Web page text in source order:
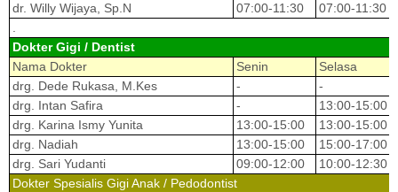
dr. Willy Wijaya, Sp.N
07:00-11:30
07:00-11:30
.
Dokter Gigi / Dentist
Nama Dokter
Senin
Selasa
drg. Dede Rukasa, M.Kes
-
-
drg. Intan Safira
-
13:00-15:00
drg. Karina Ismy Yunita
13:00-15:00
13:00-15:00
drg. Nadiah
13:00-15:00
15:00-17:00
drg. Sari Yudanti
09:00-12:00
10:00-12:30
Dokter Spesialis Gigi Anak / Pedodontist